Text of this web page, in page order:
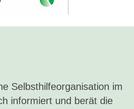
Selbsthilfeorganisation im
informiert und berät die